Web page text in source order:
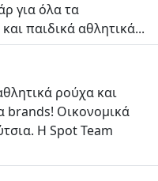
για όλα τα
παιδικά αθλητικά...
ρούχα και
brands! Οικονομικά
Η Spot Team